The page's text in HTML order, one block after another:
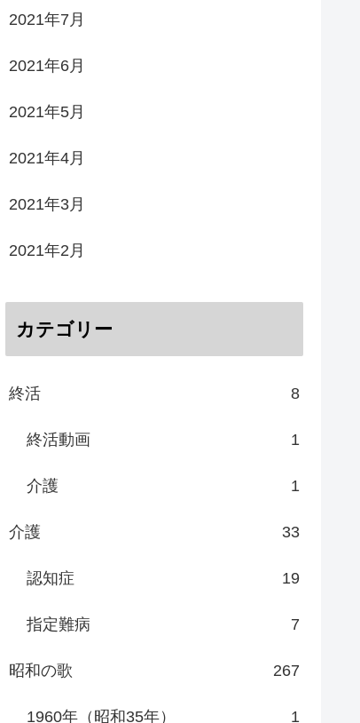
2021年7月
2021年6月
2021年5月
2021年4月
2021年3月
2021年2月
カテゴリー
終活 8
終活動画 1
介護 1
介護 33
認知症 19
指定難病 7
昭和の歌 267
1960年（昭和35年） 1